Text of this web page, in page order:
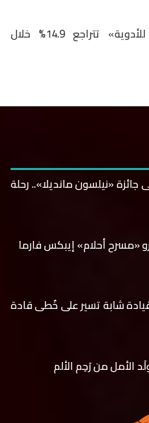
مبيعات «أوركيديا للأدوية» تتراجع 14.9% خلال
جائزة «نيلسون مانديلا».. رحلة
«مسرح أحلام» إيبكس فارما
شابة تسير على خُطى قادة
الأمل من رَحِم الألم